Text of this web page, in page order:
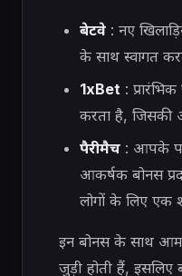
बेटवे: नए
के साथ स्वागत
1xBet :
करता है, जिसकी
पैरीमैच: आपके
आकर्षक बोनस
लोगों के लिए एक
इन बोनस के साथ
जुड़ी होती हैं, इसलिए